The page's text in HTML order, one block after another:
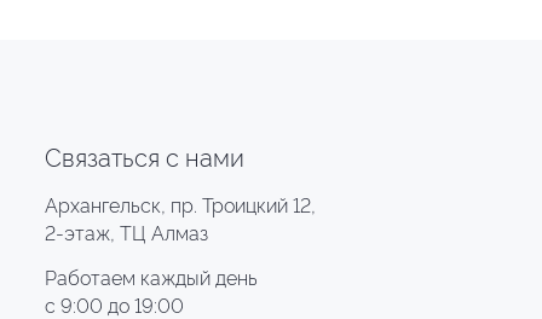
Связаться с нами
Архангельск, пр. Троицкий 12,
2-этаж, ТЦ Алмаз
Работаем каждый день
с 9:00 до 19:00